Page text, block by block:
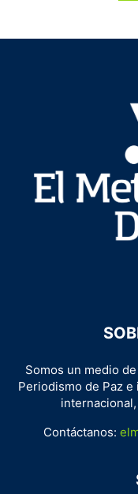
Somos un medio
Periodismo de Paz
Contáctanos: